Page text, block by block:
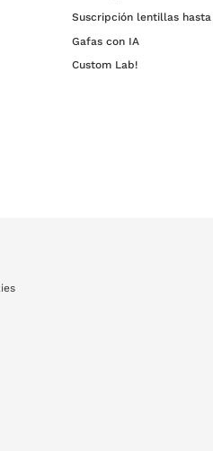
Suscripción lentillas hasta
Gafas con IA
Custom Lab!